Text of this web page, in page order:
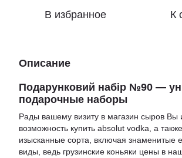
В избранное К
Описание
Подарунковий набір №90 —
подарочные наборы
Рады вашему визиту в магазин сыров Вы
возможность купить absolut vodka, а
изысканные сорта, включая знаменитые
виды, ведь грузинские коньяки цены в